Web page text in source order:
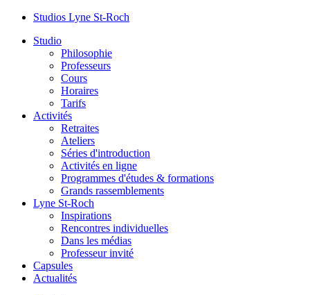
Studios Lyne St-Roch
Studio
Philosophie
Professeurs
Cours
Horaires
Tarifs
Activités
Retraites
Ateliers
Séries d'introduction
Activités en ligne
Programmes d'études & formations
Grands rassemblements
Lyne St-Roch
Inspirations
Rencontres individuelles
Dans les médias
Professeur invité
Capsules
Actualités